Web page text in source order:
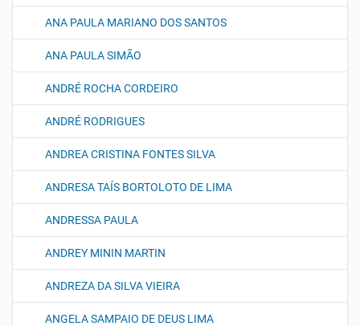
ANA PAULA MARIANO DOS SANTOS
ANA PAULA SIMÃO
ANDRÉ ROCHA CORDEIRO
ANDRÉ RODRIGUES
ANDREA CRISTINA FONTES SILVA
ANDRESA TAÍS BORTOLOTO DE LIMA
ANDRESSA PAULA
ANDREY MININ MARTIN
ANDREZA DA SILVA VIEIRA
ANGELA SAMPAIO DE DEUS LIMA